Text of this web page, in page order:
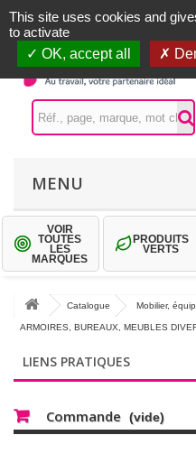
MENU
VOIR
TOUTES
LES
MARQUES
PRODUITS
VERTS
Catalogue Mobilier,
ARMOIRES, BUREAUX, MEUBLES
LIENS PRATIQUES
Commande (vide)
This site uses cookies and
to activate
OK, accept all